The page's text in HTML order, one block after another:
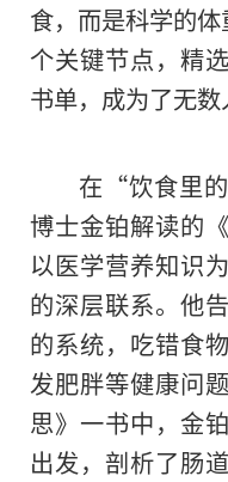
食，而是科学的
个关键节点，精
书单，成为了无数
在“饮食里
博士金铂解读的
以医学营养知识
的深层联系。他
的系统，吃错食
发肥胖等健康问
思》一书中，金
出发，剖析了肠